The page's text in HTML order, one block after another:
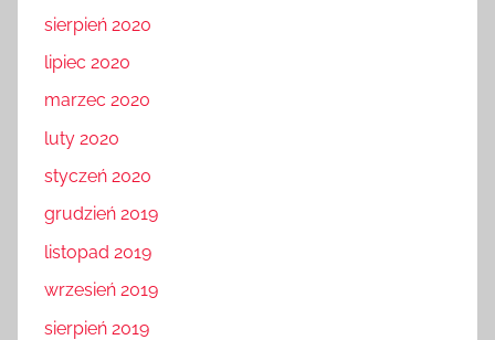
sierpień 2020
lipiec 2020
marzec 2020
luty 2020
styczeń 2020
grudzień 2019
listopad 2019
wrzesień 2019
sierpień 2019